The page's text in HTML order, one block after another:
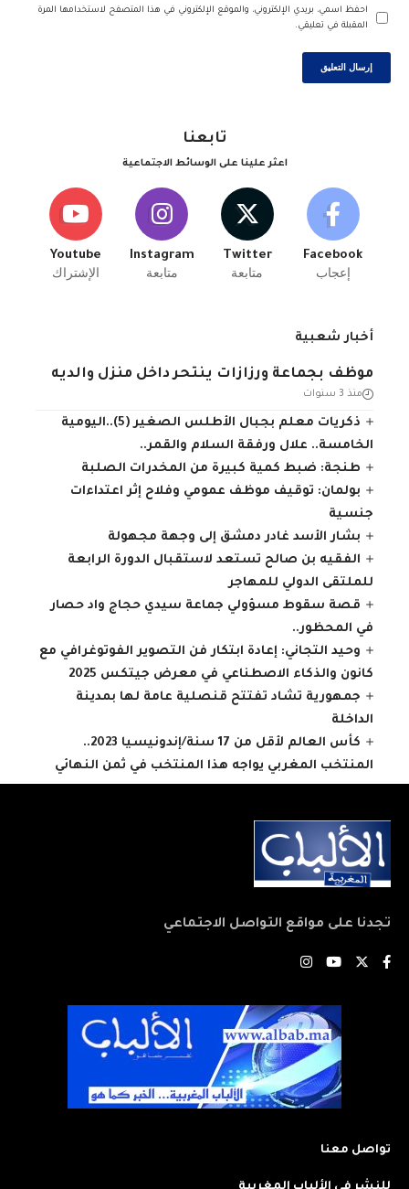
احفظ اسمي، بريدي الإلكتروني، والموقع الإلكتروني في هذا المتصفح لاستخدامها المرة
المقبلة في تعليقي.
تابعنا
اعثر علينا على الوسائط الاجتماعية
Facebook
إعجاب
Twitter
متابعة
Instagram
متابعة
Youtube
الإشتراك
أخبار شعبية
موظف بجماعة ورزازات ينتحر داخل منزل والديه
منذ 3 سنوات
ذكريات معلم بجبال الأطلس الصغير (5)..اليومية
الخامسة.. علال ورفقة السلام والقمر..
طنجة: ضبط كمية كبيرة من المخدرات الصلبة
بولمان: توقيف موظف عمومي وفلاح إثر اعتداءات
جنسية
بشار الأسد غادر دمشق إلى وجهة مجهولة
الفقيه بن صالح تستعد لاستقبال الدورة الرابعة
للملتقى الدولي للمهاجر
قصة سقوط مسؤولي جماعة سيدي حجاج واد حصار
في المحظور..
وحيد التجاني: إعادة ابتكار فن التصوير الفوتوغرافي مع
كانون والذكاء الاصطناعي في معرض جيتكس 2025
جمهورية تشاد تفتتح قنصلية عامة لها بمدينة
الداخلة
كأس العالم لأقل من 17 سنة/إندونيسيا 2023..
المنتخب المغربي يواجه هذا المنتخب في ثمن النهائي
تجدنا على مواقع التواصل الاجتماعي
تواصل معنا